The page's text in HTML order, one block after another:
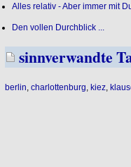
Alles relativ - Aber immer mit
Den vollen Durchblick ...
sinnverwandte
berlin charlottenburg kiez,